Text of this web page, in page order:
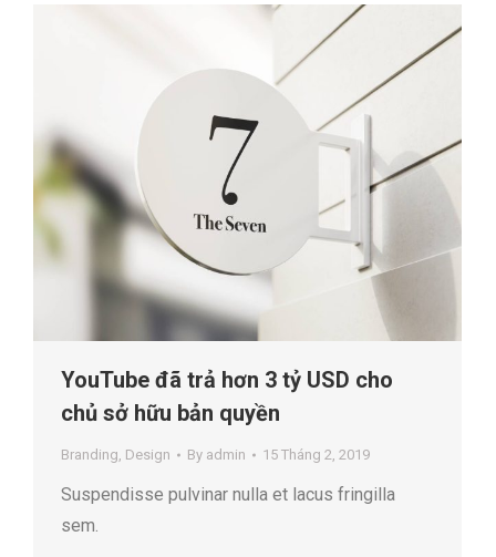
YouTube đã trả hơn 3 tỷ USD cho
chủ sở hữu bản quyền
Branding, Design By admin 15 Tháng 2, 2019
Suspendisse pulvinar nulla et lacus fringilla
sem.